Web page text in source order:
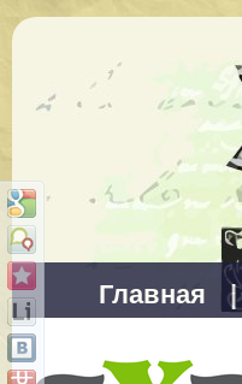
Главная |